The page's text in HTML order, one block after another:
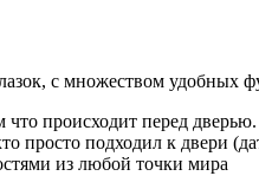
с множеством удобных
происходит перед дверью.
просто подходил к двери
из любой точки мира